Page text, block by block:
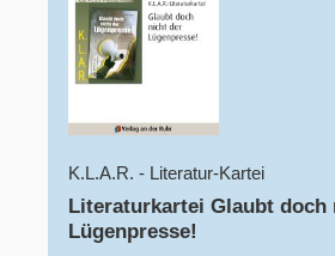
K.L.A.R. - Literatur-Kartei
Literaturkartei Glaubt doch
Lügenpresse!